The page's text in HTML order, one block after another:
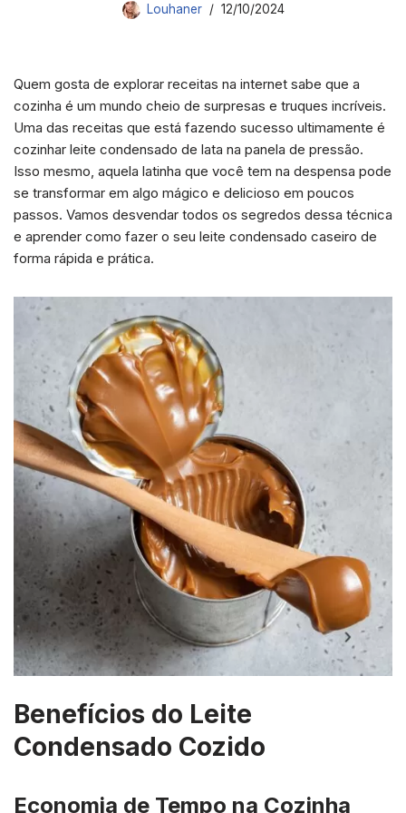
Louhaner 12/10/2024
Quem gosta de explorar receitas na internet sabe que a
cozinha é um mundo cheio de surpresas e truques incríveis.
Uma das receitas que está fazendo sucesso ultimamente é
cozinhar leite condensado de lata na panela de pressão.
Isso mesmo, aquela latinha que você tem na despensa pode
se transformar em algo mágico e delicioso em poucos
passos. Vamos desvendar todos os segredos dessa técnica
e aprender como fazer o seu leite condensado caseiro de
forma rápida e prática.
Benefícios do Leite
Condensado Cozido
Economia de Tempo na Cozinha